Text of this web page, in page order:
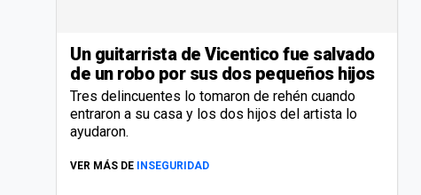
Un guitarrista de Vicentico fue salvado
de un robo por sus dos pequeños hijos
Tres delincuentes lo tomaron de rehén cuando
entraron a su casa y los dos hijos del artista lo
ayudaron.
VER MÁS DE INSEGURIDAD